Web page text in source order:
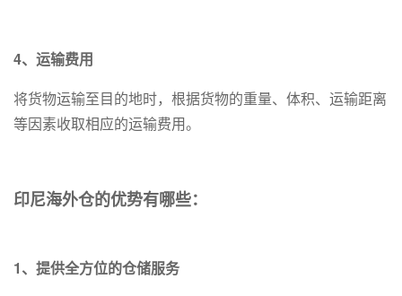
4、运输费用
将货物运输至目的地时，根据货物的重量、体积、运输距离
等因素收取相应的运输费用。
印尼海外仓的优势有哪些：
1、提供全方位的仓储服务